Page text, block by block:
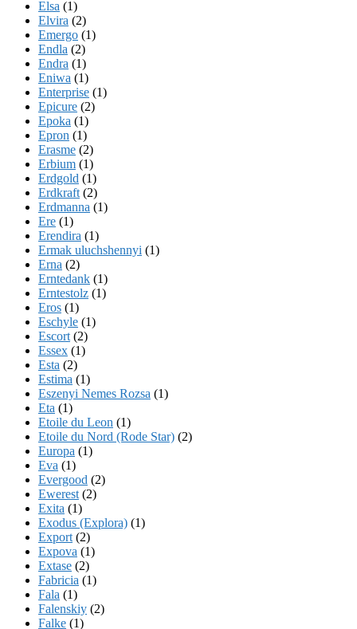
Elsa (1)
Elvira (2)
Emergo (1)
Endla (2)
Endra (1)
Eniwa (1)
Enterprise (1)
Epicure (2)
Epoka (1)
Epron (1)
Erasme (2)
Erbium (1)
Erdgold (1)
Erdkraft (2)
Erdmanna (1)
Ere (1)
Erendira (1)
Ermak uluchshennyi (1)
Erna (2)
Erntedank (1)
Erntestolz (1)
Eros (1)
Eschyle (1)
Escort (2)
Essex (1)
Esta (2)
Estima (1)
Eszenyi Nemes Rozsa (1)
Eta (1)
Etoile du Leon (1)
Etoile du Nord (Rode Star) (2)
Europa (1)
Eva (1)
Evergood (2)
Ewerest (2)
Exita (1)
Exodus (Explora) (1)
Export (2)
Expova (1)
Extase (2)
Fabricia (1)
Fala (1)
Falenskiy (2)
Falke (1)